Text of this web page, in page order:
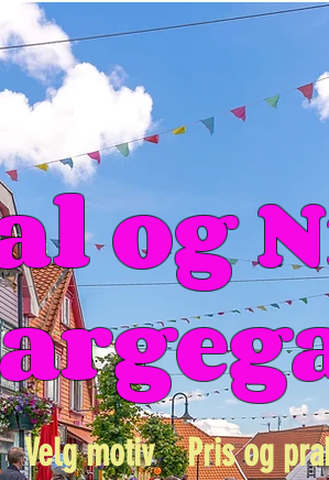
og
Velg motiv Pris og